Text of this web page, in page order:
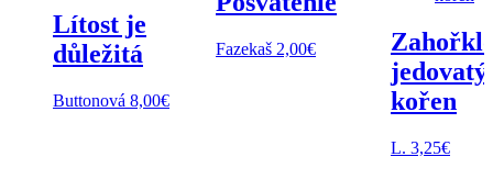
Lítost je
důležitá
Buttonová 8,00€
Fazekaš 2,00€
jedovatý
kořen
L. 3,25€